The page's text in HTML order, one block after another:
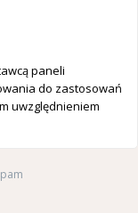
paneli
do zastosowań
uwzględnieniem